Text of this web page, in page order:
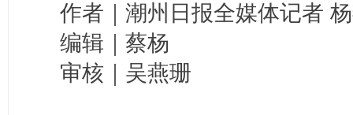
作者｜潮州日报全媒体记者
编辑｜蔡杨
审核｜吴燕珊